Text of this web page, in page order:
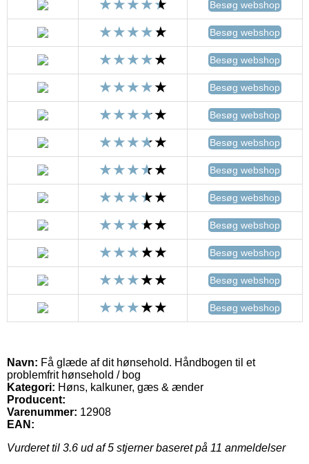
Besøg webshop
Besøg webshop
Besøg webshop
Besøg webshop
Besøg webshop
Besøg webshop
Besøg webshop
Besøg webshop
Besøg webshop
Besøg webshop
Besøg webshop
Besøg webshop
Navn: Få glæde af dit hønsehold. Håndbogen til et
problemfrit hønsehold / bog
Kategori: Høns, kalkuner, gæs & ænder
Producent:
Varenummer: 12908
EAN:
Vurderet til 3.6 ud af 5 stjerner baseret på 11 anmeldelser